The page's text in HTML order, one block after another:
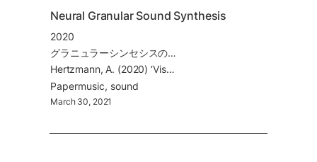
Neural Granular Sound Synthesis
2020
グラニュラーシンセシスのGrain(音の粒)をVAEを使って生成しようという試み。Grainの空間の中での軌跡についても合わせて学習。
Hertzmann, A. (2020) ‘Visual indeterminacy in GAN art’, Leonardo. MIT Press Journals, 53(4), pp. 424–428. doi: 10.1162/LEON_a_01930.
Papermusic sound
March 30, 2021